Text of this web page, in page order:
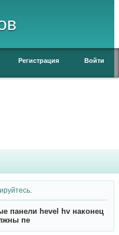
Регистрация Войти
панели hevel hv наконец
пе